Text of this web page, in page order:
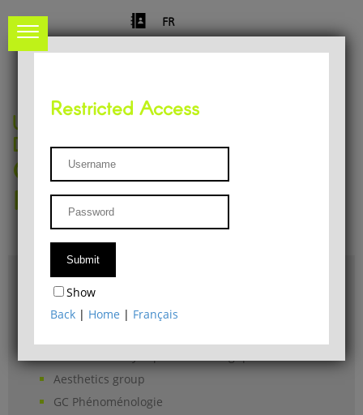
FR
University of Liège
Départment of Philosophy
Center for Phenomenological
Research
Access & maps
Philosophy Department Library
Aesthetics group
GC Phénoménologie
Restricted Access
Show
Back | Home | Français